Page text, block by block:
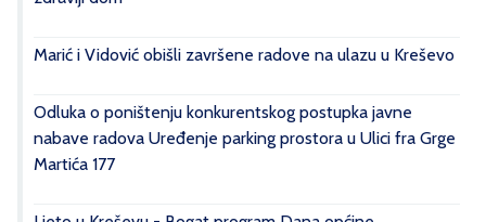
Marić i Vidović obišli završene radove na ulazu u Kreševo
Odluka o poništenju konkurentskog postupka javne
nabave radova Uređenje parking prostora u Ulici fra Grge
Martića 177